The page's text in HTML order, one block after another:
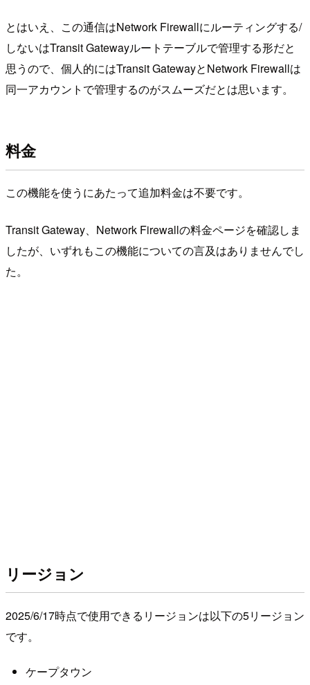
とはいえ、この通信はNetwork Firewallにルーティングする/
しないはTransit Gatewayルートテーブルで管理する形だと
思うので、個人的にはTransit GatewayとNetwork Firewallは
同一アカウントで管理するのがスムーズだとは思います。
料金
この機能を使うにあたって追加料金は不要です。
Transit Gateway、Network Firewallの料金ページを確認しま
したが、いずれもこの機能についての言及はありませんでし
た。
リージョン
2025/6/17時点で使用できるリージョンは以下の5リージョン
です。
ケープタウン